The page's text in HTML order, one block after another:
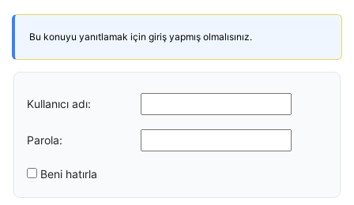
Bu konuyu yanıtlamak için giriş yapmış olmalısınız.
Kullanıcı adı:
Parola:
Beni hatırla